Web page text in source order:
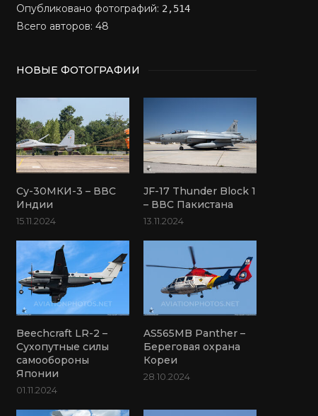
Опубликовано фотографий: 2,514
Всего авторов: 48
НОВЫЕ ФОТОГРАФИИ
Су-30МКИ-3 – ВВС
Индии
15.11.2024
JF-17 Thunder Block 1
– ВВС Пакистана
13.11.2024
Beechcraft LR-2 –
Сухопутные силы
самообороны
Японии
01.11.2024
AS565MB Panther –
Береговая охрана
Кореи
28.10.2024